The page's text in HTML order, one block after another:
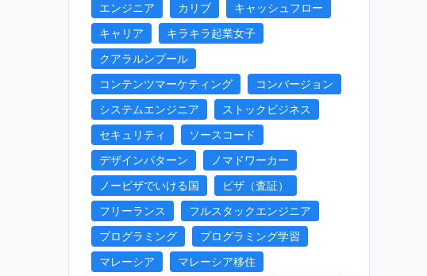
エンジニア
カリブ
キャッシュフロー
キャリア
キラキラ起業女子
クアラルンプール
コンテンツマーケティング
コンバージョン
システムエンジニア
ストックビジネス
セキュリティ
ソースコード
デザインパターン
ノマドワーカー
ノービザでいける国
ビザ（査証）
フリーランス
フルスタックエンジニア
プログラミング
プログラミング学習
マレーシア
マレーシア移住